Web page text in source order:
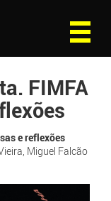
FIMFA
e reflexões
Miguel Falcão